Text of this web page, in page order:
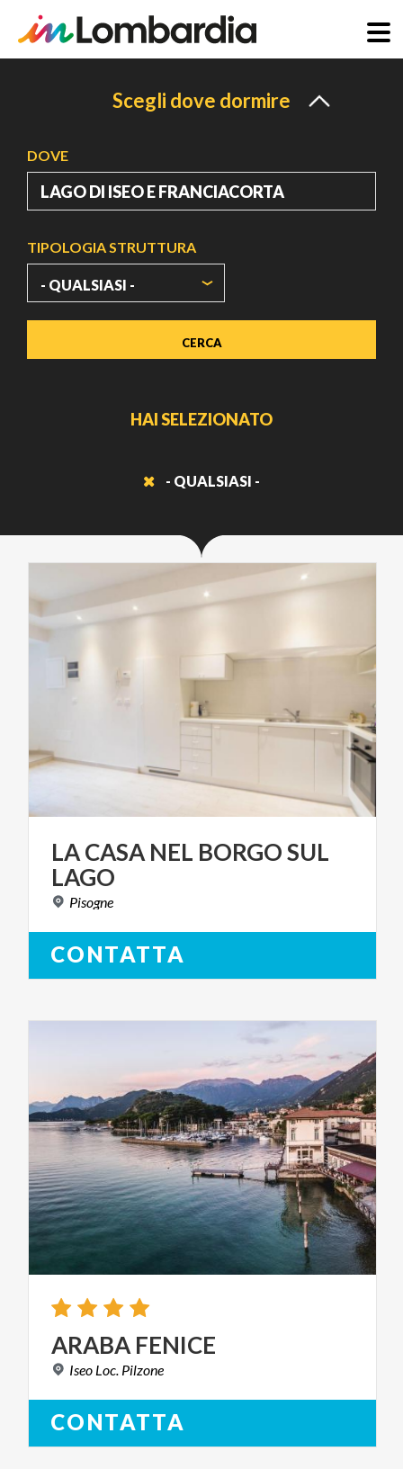
Scegli dove dormire
DOVE
TIPOLOGIA STRUTTURA
HAI SELEZIONATO
- QUALSIASI -
LACASA NEL BORGOSUL
LAGO
Pisogne
CONTATTA
ARABA FENICE
Iseo Loc. Pilzone
CONTATTA